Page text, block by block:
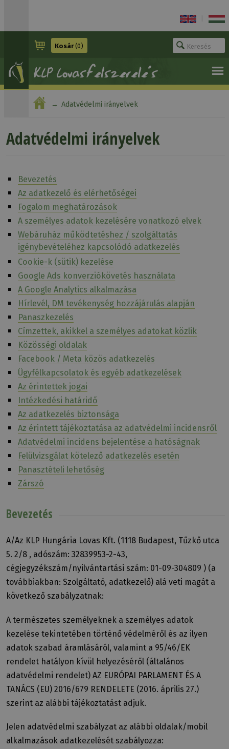
Kosár(0)
Adatvédelmi irányelvek
Adatvédelmi irányelvek
Bevezetés
Az adatkezelő és elérhetőségei
Fogalom meghatározások
A személyes adatok kezelésére vonatkozó elvek
Webáruház működtetéshez / szolgáltatás
igénybevételéhez kapcsolódó adatkezelés
Cookie-k (sütik) kezelése
Google Ads konverziókövetés használata
A Google Analytics alkalmazása
Hírlevél, DM tevékenység hozzájárulás alapján
Panaszkezelés
Címzettek, akikkel a személyes adatokat közlik
Közösségi oldalak
Facebook / Meta közös adatkezelés
Ügyfélkapcsolatok és egyéb adatkezelések
Az érintettek jogai
Intézkedési határidő
Az adatkezelés biztonsága
Az érintett tájékoztatása az adatvédelmi incidensről
Adatvédelmi incidens bejelentése a hatóságnak
Felülvizsgálat kötelező adatkezelés esetén
Panasztételi lehetőség
Zárszó
Bevezetés
A/Az KLP Hungária Lovas Kft. (1118 Budapest, Tűzkő utca
5. 2/8 , adószám: 32839953-2-43,
cégjegyzékszám/nyilvántartási szám: 01-09-304809 ) (a
továbbiakban: Szolgáltató, adatkezelő) alá veti magát a
következő szabályzatnak:
A természetes személyeknek a személyes adatok
kezelése tekintetében történő védelméről és az ilyen
adatok szabad áramlásáról, valamint a 95/46/EK
rendelet hatályon kívül helyezéséről (általános
adatvédelmi rendelet) AZ EURÓPAI PARLAMENT ÉS A
TANÁCS (EU) 2016/679 RENDELETE (2016. április 27.)
szerint az alábbi tájékoztatást adjuk.
Jelen adatvédelmi szabályzat az alábbi oldalak/mobil
alkalmazások adatkezelését szabályozza: